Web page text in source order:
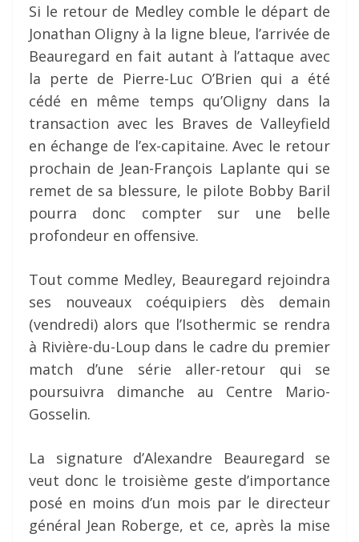
Si le retour de Medley comble le départ de
Jonathan Oligny à la ligne bleue, l’arrivée de
Beauregard en fait autant à l’attaque avec
la perte de Pierre-Luc O’Brien qui a été
cédé en même temps qu’Oligny dans la
transaction avec les Braves de Valleyfield
en échange de l’ex-capitaine. Avec le retour
prochain de Jean-François Laplante qui se
remet de sa blessure, le pilote Bobby Baril
pourra donc compter sur une belle
profondeur en offensive.
Tout comme Medley, Beauregard rejoindra
ses nouveaux coéquipiers dès demain
(vendredi) alors que l’Isothermic se rendra
à Rivière-du-Loup dans le cadre du premier
match d’une série aller-retour qui se
poursuivra dimanche au Centre Mario-
Gosselin.
La signature d’Alexandre Beauregard se
veut donc le troisième geste d’importance
posé en moins d’un mois par le directeur
général Jean Roberge, et ce, après la mise